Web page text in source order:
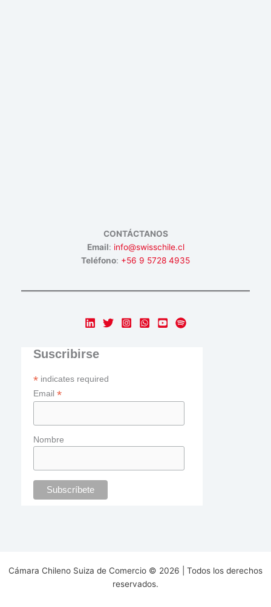
CONTÁCTANOS
Email: info@swisschile.cl
Teléfono: +56 9 5728 4935
Suscribirse
* indicates required
Email *
Nombre
Cámara Chileno Suiza de Comercio © 2026 | Todos los derechos
reservados.